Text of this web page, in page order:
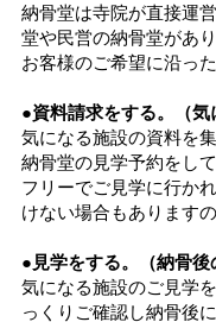
納骨堂は寺院が直接運
堂や民営の納骨堂があり
お客様のご希望に沿っ
●資料請求をする。（気
気になる施設の資料を
納骨堂の見学予約をして
フリーでご見学に行か
けない場合もあります
●見学をする。（納骨後
気になる施設のご見学
っくりご確認し納骨後